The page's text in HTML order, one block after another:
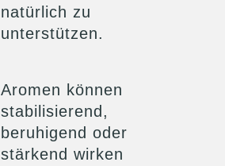
natürlich zu
unterstützen.
Aromen können
stabilisierend,
beruhigend oder
stärkend wirken